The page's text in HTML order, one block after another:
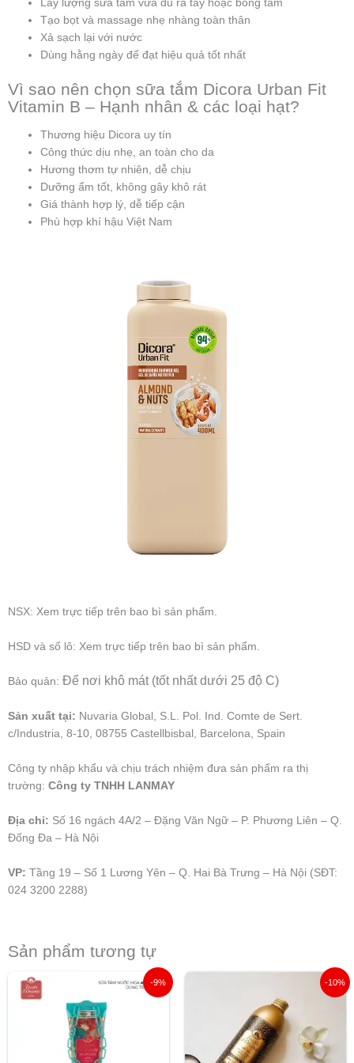
Lấy lượng sữa tắm vừa đủ ra tay hoặc bông tắm
Tạo bọt và massage nhẹ nhàng toàn thân
Xả sạch lại với nước
Dùng hằng ngày để đạt hiệu quả tốt nhất
Vì sao nên chọn sữa tắm Dicora Urban Fit
Vitamin B – Hạnh nhân & các loại hạt?
Thương hiệu Dicora uy tín
Công thức dịu nhẹ, an toàn cho da
Hương thơm tự nhiên, dễ chịu
Dưỡng ẩm tốt, không gây khô rát
Giá thành hợp lý, dễ tiếp cận
Phù hợp khí hậu Việt Nam
NSX: Xem trực tiếp trên bao bì sản phẩm.
HSD và số lô: Xem trực tiếp trên bao bì sản phẩm.
Bảo quản: Để nơi khô mát (tốt nhất dưới 25 độ C)
Sản xuất tại: Nuvaria Global, S.L. Pol. Ind. Comte de Sert.
c/Industria, 8-10, 08755 Castellbisbal, Barcelona, Spain
Công ty nhập khẩu và chịu trách nhiệm đưa sản phẩm ra thị
trường: Công ty TNHH LANMAY
Địa chỉ: Số 16 ngách 4A/2 – Đặng Văn Ngữ – P. Phương Liên – Q.
Đống Đa – Hà Nội
VP: Tầng 19 – Số 1 Lương Yên – Q. Hai Bà Trưng – Hà Nội (SĐT:
024 3200 2288)
Sản phẩm tương tự
-9%
là:
215.000 ₫.
Giá
hiện
-10%
315.000 ₫.
285.000 ₫.